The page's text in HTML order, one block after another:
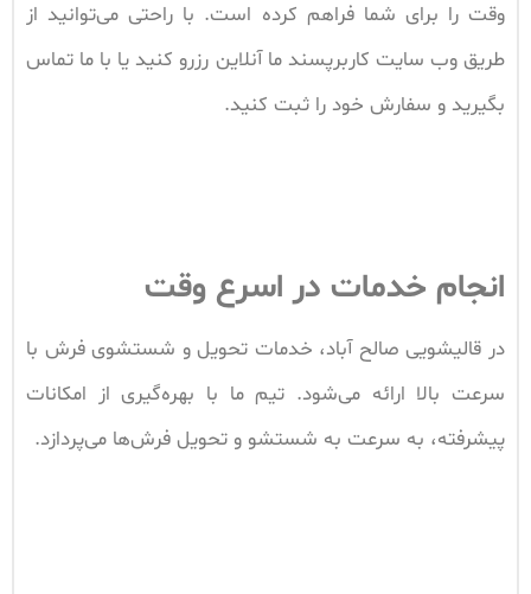
وقت را برای شما فراهم کرده است. با راحتی می‌توانید از
طریق وب سایت کاربرپسند ما آنلاین رزرو کنید یا با ما تماس
بگیرید و سفارش خود را ثبت کنید.
انجام خدمات در اسرع وقت
در قالیشویی صالح آباد، خدمات تحویل و شستشوی فرش با
سرعت بالا ارائه می‌شود. تیم ما با بهره‌گیری از امکانات
پیشرفته، به سرعت به شستشو و تحویل فرش‌ها می‌پردازد.